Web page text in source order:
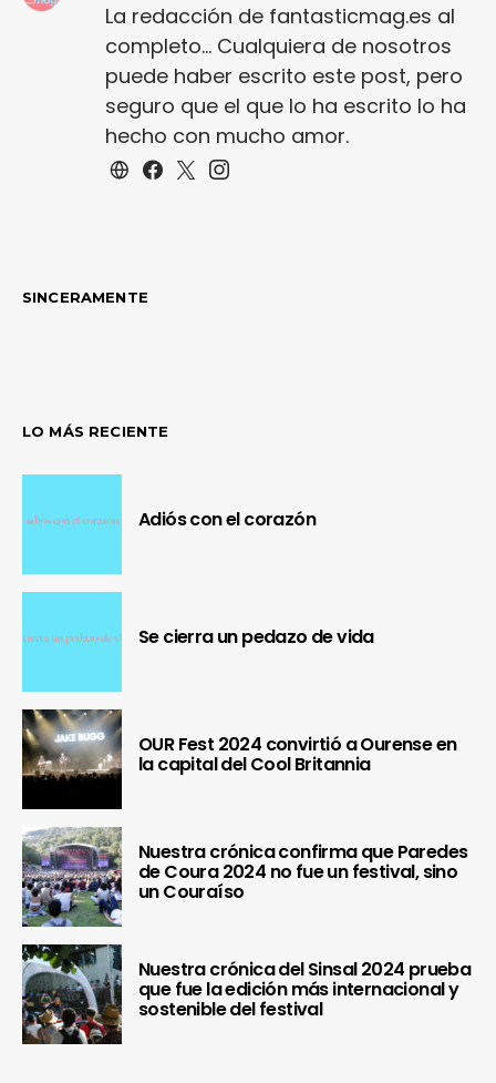
La redacción de fantasticmag.es al
completo... Cualquiera de nosotros
puede haber escrito este post, pero
seguro que el que lo ha escrito lo ha
hecho con mucho amor.
SINCERAMENTE
LO MÁS RECIENTE
Adiós con el corazón
Se cierra un pedazo de vida
OUR Fest 2024 convirtió a Ourense en
la capital del Cool Britannia
Nuestra crónica confirma que Paredes
de Coura 2024 no fue un festival, sino
un Couraíso
Nuestra crónica del Sinsal 2024 prueba
que fue la edición más internacional y
sostenible del festival